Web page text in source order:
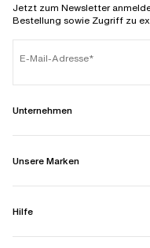
Jetzt zum Newsletter
Bestellung sowie Zugriff zu
E-Mail-Adresse
Unternehmen
Unsere Marken
Hilfe